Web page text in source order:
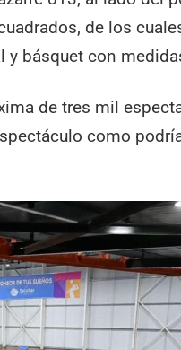
de los
y básquet con
de tres mil
como